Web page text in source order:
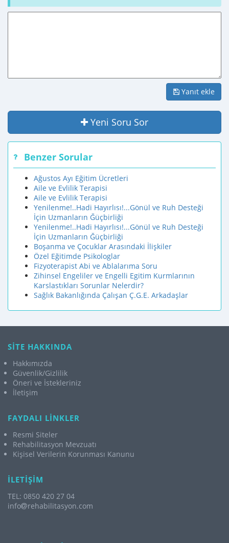
Yanıt ekle
Yeni Soru Sor
Benzer Sorular
Ağustos Ayı Eğitim Ücretleri
Aile ve Evlilik Terapisi
Aile ve Evlilik Terapisi
Yenilenme!..Hadi Hayırlısı!...Gönül ve Ruh Desteği
İçin Uzmanların Ğüçbirliği
Yenilenme!..Hadi Hayırlısı!...Gönül ve Ruh Desteği
İçin Uzmanların Ğüçbirliği
Boşanma ve Çocuklar Arasındaki İlişkiler
Özel Eğitimde Psikologlar
Fizyoterapist Abi ve Ablalarıma Soru
Zihinsel Engeliler ve Engelli Egitim Kurmlarının
Karslastıkları Sorunlar Nelerdir?
Sağlık Bakanlığında Çalışan Ç.G.E. Arkadaşlar
SİTE HAKKINDA
Hakkımızda
Güvenlik/Gizlilik
Öneri ve İstekleriniz
İletişim
FAYDALI LİNKLER
Resmi Siteler
Rehabilitasyon Mevzuatı
Kişisel Verilerin Korunması Kanunu
İLETİŞİM
TEL: 0850 420 27 04
info
rehabilitasyon.com